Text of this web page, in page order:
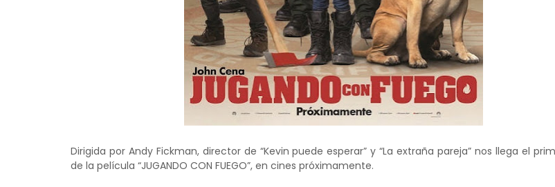
Dirigida por Andy Fickman, director de “Kevin puede esperar” y “La extraña pareja” nos llega el
de la película “JUGANDO CON FUEGO”, en cines próximamente.